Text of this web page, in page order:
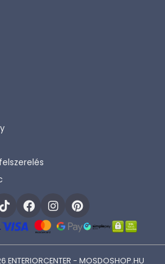
- MOSDOSHOP.HU